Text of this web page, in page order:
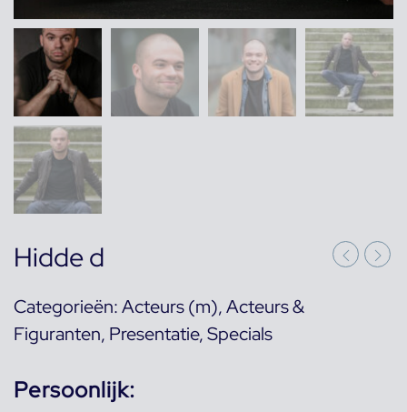
Hidde d
Categorieën:Acteurs (m),Acteurs &
Figuranten, Presentatie,Specials
Persoonlijk: